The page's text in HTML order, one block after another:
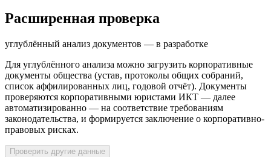
Расширенная проверка
углублённый анализ документов — в разработке
Для углублённого анализа можно загрузить корпоративные
документы общества (устав, протоколы общих собраний,
список аффилированных лиц, годовой отчёт). Документы
проверяются корпоративными юристами ИКТ — далее
автоматизированно — на соответствие требованиям
законодательства, и формируется заключение о корпоративно-
правовых рисках.
Проверить другие данные